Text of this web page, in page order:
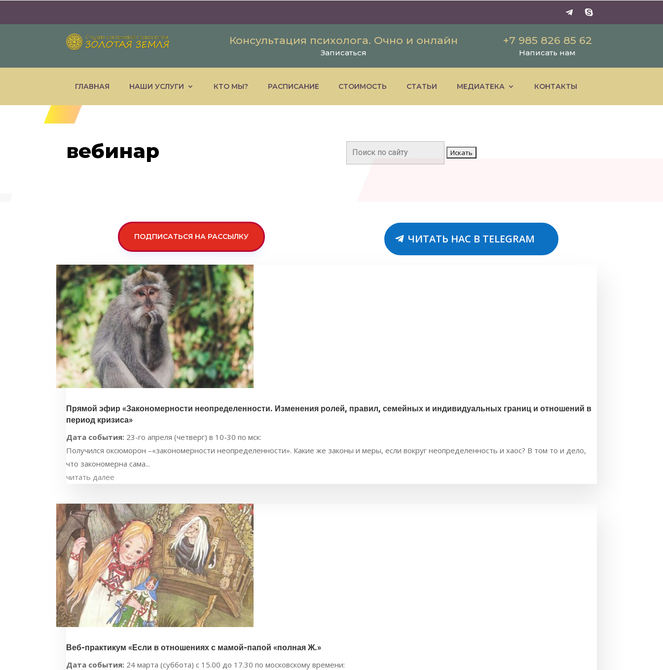
Консультация психолога. Очно и онлайн
Записаться
+7 985 826 85 62
Написать нам
ГЛАВНАЯ НАШИ УСЛУГИ КТО МЫ? РАСПИСАНИЕ СТОИМОСТЬ СТАТЬИ МЕДИАТЕКА КОНТАКТЫ
вебинар
ПОДПИСАТЬСЯ НА РАССЫЛКУ ЧИТАТЬ НАС В TELEGRAM
Прямой эфир «Закономерности неопределенности. Изменения ролей, правил, семейных и индивидуальных границ и отношений в
период кризиса»
Дата события: 23-го апреля (четверг) в 10-30 по мск:
Получился оксюморон –«закономерности неопределенности». Какие же законы и меры, если вокруг неопределенность и хаос? В том то и дело,
что закономерна сама...
читать далее
Веб-практикум «Если в отношениях с мамой-папой «полная Ж.»
Дата события: 24 марта (суббота) с 15.00 до 17.30 по московскому времени: